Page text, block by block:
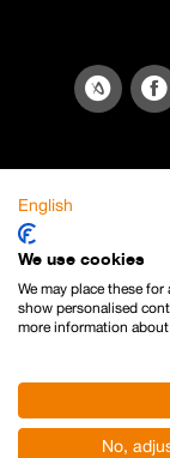
English
We use cookies
We may place these
show personalised
more information
No,